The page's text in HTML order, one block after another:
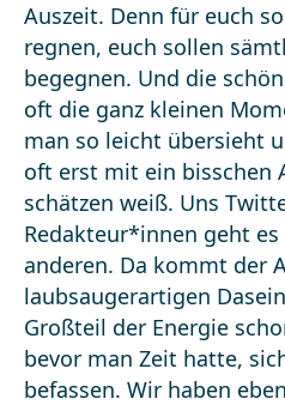
Auszeit. Denn für euch
regnen, euch sollen
begegnen. Und die
oft die ganz kleinen
man so leicht übersieht
oft erst mit ein bisschen
schätzen weiß. Uns
Redakteur*innen geht
anderen. Da kommt der
laubsaugerartigen
Großteil der Energie
bevor man Zeit hatte,
befassen. Wir haben